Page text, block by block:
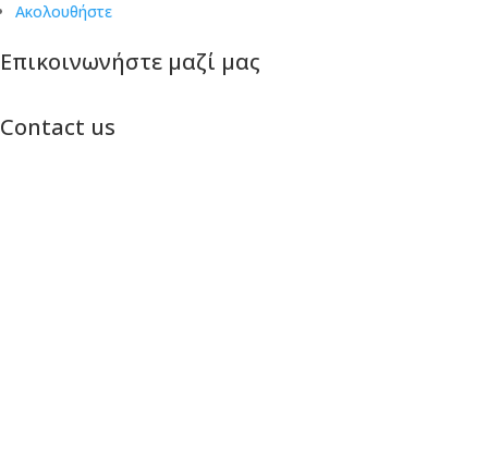
Ακολουθήστε
Επικοινωνήστε μαζί μας
Contact us